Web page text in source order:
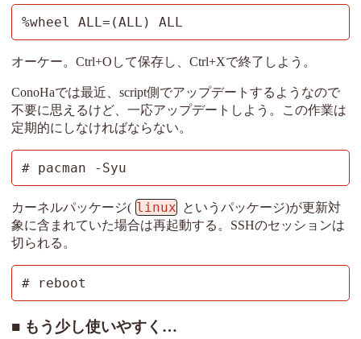
%wheel ALL=(ALL) ALL
オーケー。Ctrl+Oして保存し、Ctrl+Xで終了しよう。
ConoHaでは最近、script側でアップデートするようなので
不要に思えるけど、一応アップデートしよう。この作業は
定期的にしなければならない。
# pacman -Syu
カーネルパッケージ( linux というパッケージ)が更新対
象に含まれていた場合は再起動する。SSHのセッションは
切られる。
# reboot
もう少し使いやすく…